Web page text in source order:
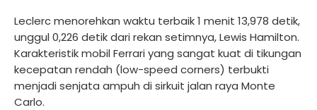
Leclerc menorehkan waktu terbaik 1 menit 13,978 detik,
unggul 0,226 detik dari rekan setimnya, Lewis Hamilton.
Karakteristik mobil Ferrari yang sangat kuat di tikungan
kecepatan rendah (low-speed corners) terbukti
menjadi senjata ampuh di sirkuit jalan raya Monte
Carlo.